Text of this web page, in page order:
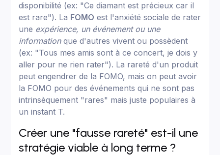
disponibilité (ex: "Ce diamant est précieux car il
est rare"). La FOMO est l'anxiété sociale de rater
une expérience, un événement ou une
informationque d'autres vivent ou possèdent
(ex: "Tous mes amis sont à ce concert, je dois y
aller pour ne rien rater"). La rareté d'un produit
peut engendrer de la FOMO, mais on peut avoir
la FOMO pour des événements qui ne sont pas
intrinsèquement "rares" mais juste populaires à
un instant T.
Créer une "fausse rareté" est-il une
stratégie viable à long terme ?